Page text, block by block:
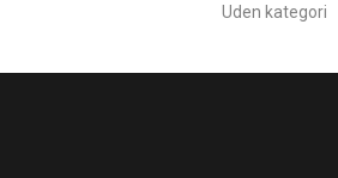
Uden kategori